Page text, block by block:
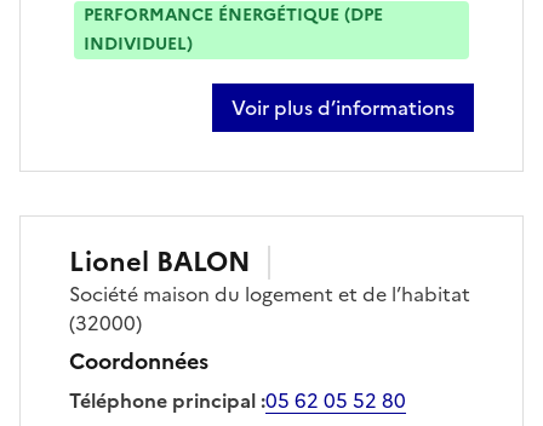
PERFORMANCE ÉNERGÉTIQUE (DPE
INDIVIDUEL)
Voir plus d’informations
sur nicolas aio
Lionel BALON
Société maison du logement et de l’habitat
(32000)
Coordonnées
Téléphone principal:05 62 05 52 80